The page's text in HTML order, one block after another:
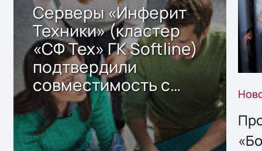
Серверы «Инферит
Техники» (кластер
«СФ Тех» ГК Softline)
подтвердили
совместимость с
решением Sharx
Storage 2.x для
хранения данных